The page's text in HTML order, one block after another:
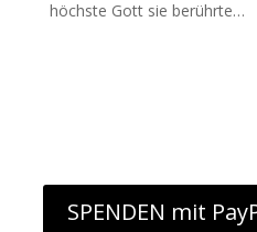
höchste Gott sie berührte…
SPENDEN mit